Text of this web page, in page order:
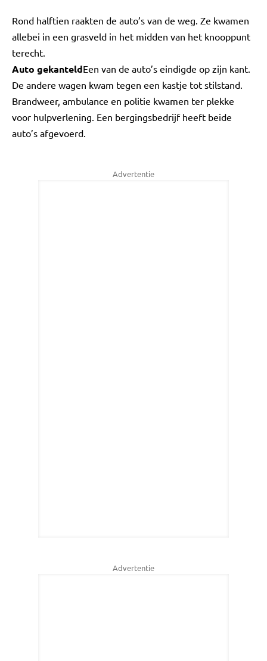
Rond halftien raakten de auto’s van de weg. Ze kwamen
allebei in een grasveld in het midden van het knooppunt
terecht.
Auto gekanteldEen van de auto’s eindigde op zijn kant.
De andere wagen kwam tegen een kastje tot stilstand.
Brandweer, ambulance en politie kwamen ter plekke
voor hulpverlening. Een bergingsbedrijf heeft beide
auto’s afgevoerd.
Advertentie
Advertentie